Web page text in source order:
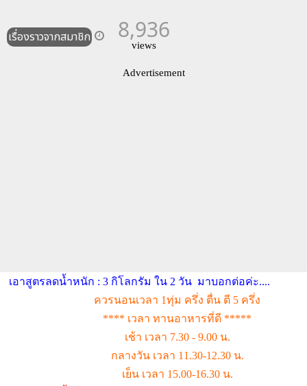
เรื่องราวจากสมาชิก 8,936
views
Advertisement
เอาสูตรลดน้ำหนัก : 3 กิโลกรัม ใน 2 วัน มาบอกต่อค่ะ....
ควรนอนเวลา 1ทุ่ม ครึ่ง ตื่น ตี 5 ครึ่ง
**** เวลา ทานอาหารที่ดี *****
เช้า เวลา 7.30 - 9.00 น.
กลางวัน เวลา 11.30-12.30 น.
เย็น เวลา 15.00-16.30 น.